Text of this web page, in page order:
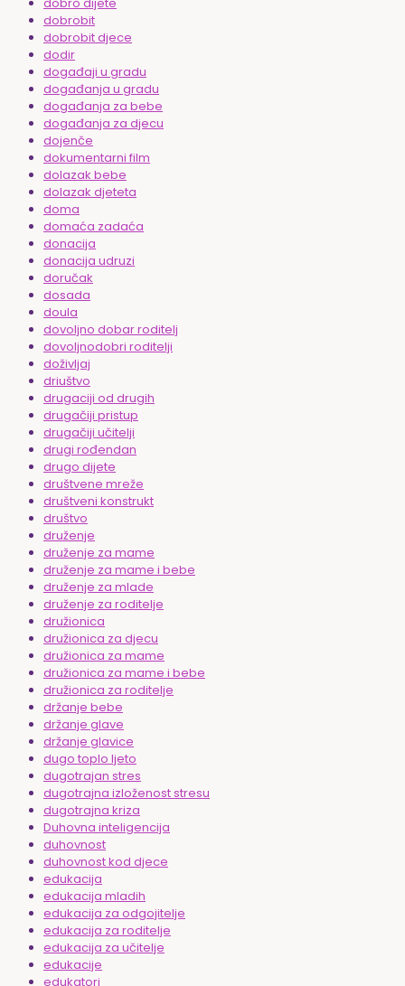
dobrobit
dobrobit djece
dodir
događaji u gradu
događanja u gradu
događanja za bebe
događanja za djecu
dojenče
dokumentarni film
dolazak bebe
dolazak djeteta
doma
domaća zadaća
donacija
donacija udruzi
doručak
dosada
doula
dovoljno dobar roditelj
dovoljnodobri roditelji
doživljaj
driuštvo
drugaciji od drugih
drugačiji pristup
drugačiji učitelji
drugi rođendan
drugo dijete
društvene mreže
društveni konstrukt
društvo
druženje
druženje za mame
druženje za mame i bebe
druženje za mlade
druženje za roditelje
družionica
družionica za djecu
družionica za mame
družionica za mame i bebe
družionica za roditelje
držanje bebe
držanje glave
držanje glavice
dugo toplo ljeto
dugotrajan stres
dugotrajna izloženost stresu
dugotrajna kriza
Duhovna inteligencija
duhovnost
duhovnost kod djece
edukacija
edukacija mladih
edukacija za odgojitelje
edukacija za roditelje
edukacija za učitelje
edukacije
edukatori